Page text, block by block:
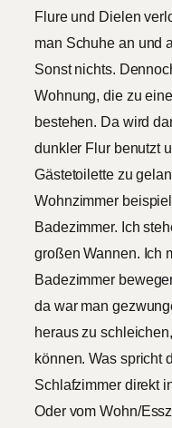
Flure und Dielen
man Schuhe an und
Sonst nichts.
Wohnung, die zu
bestehen. Da wird
dunkler Flur benutzt
Gästetoilette zu
Wohnzimmer
Badezimmer. Ich
großen Wannen. Ich
Badezimmer
da war man
heraus zu
können. Was spricht
Schlafzimmer direkt
Oder vom Wohn/